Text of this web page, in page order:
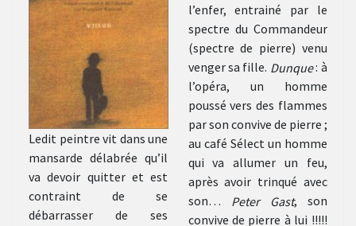
Ledit peintre vit dans une
mansarde délabrée qu’il
va devoir quitter et est
contraint de se
débarrasser de ses
l’enfer, entrainé par le
spectre du Commandeur
(spectre de pierre) venu
venger sa fille. Dunque: à
l’opéra, un homme
poussé vers des flammes
par son convive de pierre ;
au café Sélect un homme
qui va allumer un feu,
après avoir trinqué avec
son… Peter Gast, son
convive de pierre à lui !!!!!